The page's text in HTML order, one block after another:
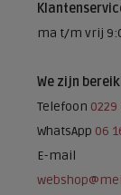
ma t/m vrij
We zijn
Telefoon 0229
WhatsApp 06
E-mail